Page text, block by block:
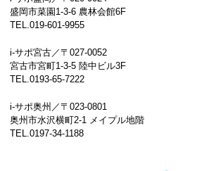
盛岡市菜園1-3-6 農林会館6F
TEL.019-601-9955
i-サポ宮古／〒027-0052
宮古市宮町1-3-5 陸中ビル3F
TEL.0193-65-7222
i-サポ奥州／〒023-0801
奥州市水沢横町2-1 メイプル地階
TEL.0197-34-1188